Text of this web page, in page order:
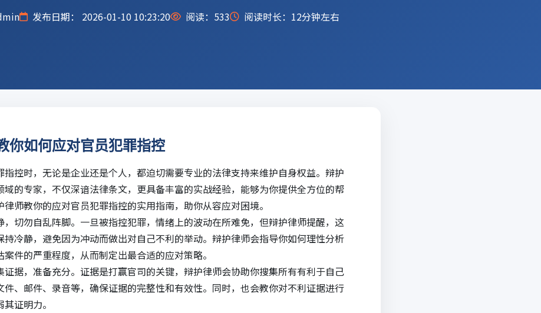
发布日期： 2026-01-10 10:23:20 阅读： 533 阅读时长：12分钟左右
你如何应对官员犯罪指控
指控时，无论是企业还是个人，都迫切需要专业的法律支持来维护自身权益。辩护
域的专家，不仅深谙法律条文，更具备丰富的实战经验，能够为你提供全方位的帮
师教你的应对官员犯罪指控的实用指南，助你从容应对困境。
，切勿自乱阵脚。一旦被指控犯罪，情绪上的波动在所难免，但辩护律师提醒，这
持冷静，避免因为冲动而做出对自己不利的举动。辩护律师会指导你如何理性分析
件的严重程度，从而制定出最合适的应对策略。
证据，准备充分。证据是打赢官司的关键，辩护律师会协助你搜集所有有利于自己
件、邮件、录音等，确保证据的完整性和有效性。同时，也会教你对不利证据进行
证明力。